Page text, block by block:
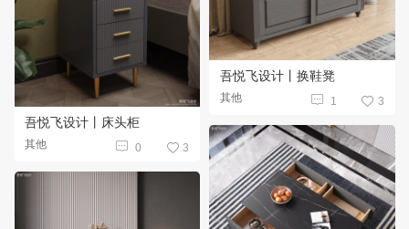
吾悦飞设计丨换鞋凳
其他  1  3
吾悦飞设计丨床头柜
其他  0  3